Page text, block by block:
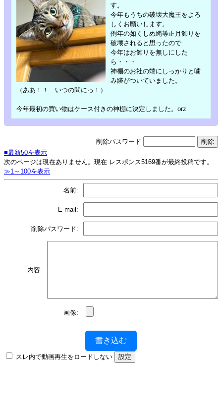
す。
今年もうちの破壊大魔王をよろ
しくお願いします。
例年の如くしめ縄等正月飾りを
破壊されると思ったので
今年はお飾りを無しにした
ら・・・
神棚のお社の端にしっかりと噛
み跡がついていました。
（ああ！！ いつの間にっ！）
今年最初の買い物はケース付きの神棚に決定しました。orz
削除パスワード
■最新50を表示
次のページは現在ありません。現在 レスポンス5169番が最終投稿です。
≫1～100を表示
名前:
E-mail:
削除パスワード:
内容:
画像:
書き込む
スレ内で動画再生をロードしない